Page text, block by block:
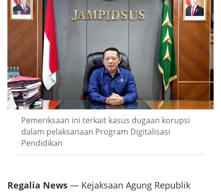
Pemeriksaan ini terkait kasus dugaan korupsi
dalam pelaksanaan Program Digitalisasi
Pendidikan
Regalia News — Kejaksaan Agung Republik